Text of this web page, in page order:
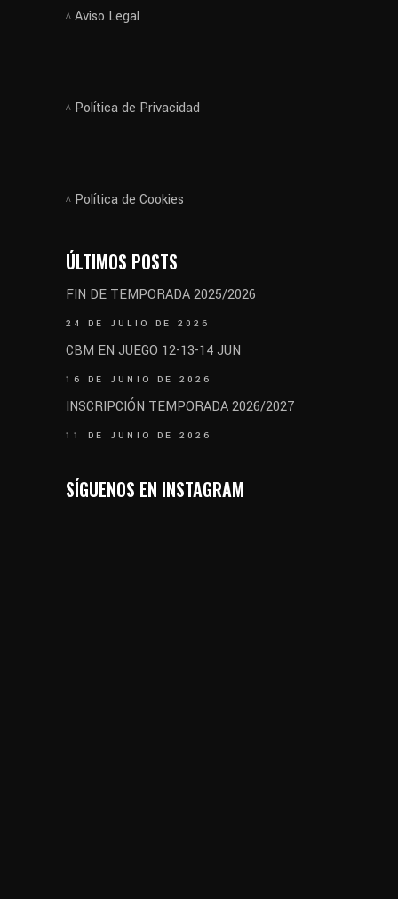
Aviso Legal
Política de Privacidad
Política de Cookies
ÚLTIMOS POSTS
FIN DE TEMPORADA 2025/2026
24 DE JULIO DE 2026
CBM EN JUEGO 12-13-14 JUN
16 DE JUNIO DE 2026
INSCRIPCIÓN TEMPORADA 2026/2027
11 DE JUNIO DE 2026
SÍGUENOS EN INSTAGRAM